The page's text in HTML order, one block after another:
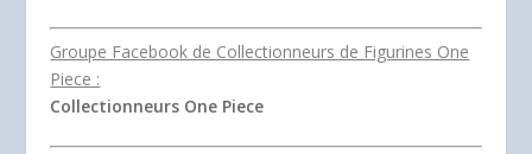
Groupe Facebook de Collectionneurs de Figurines One
Piece :
Collectionneurs One Piece